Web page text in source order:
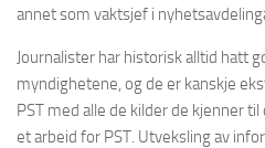
annet som vaktsjef i
Journalister har historisk alltid hatt
myndighetene, og de er kanskje
PST med alle de kilder de kjenner
et arbeid for PST. Utveksling av